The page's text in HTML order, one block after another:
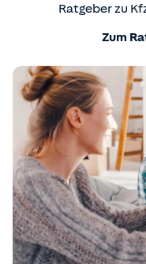
Ratgeber zu
Zum